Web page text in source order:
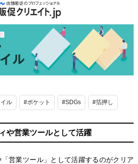
ル #ポケット #SDGs #箔押し
や営業ツールとして活躍
「営業ツール」として活躍するのがクリア